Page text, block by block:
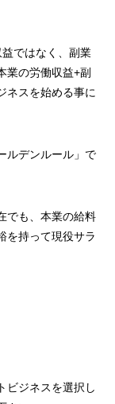
ではなく、副業
業の労働収益+副
ネスを始める事に
ルデンルール」で
でも、本業の給料
を持って現役サラ
ビジネスを選択し